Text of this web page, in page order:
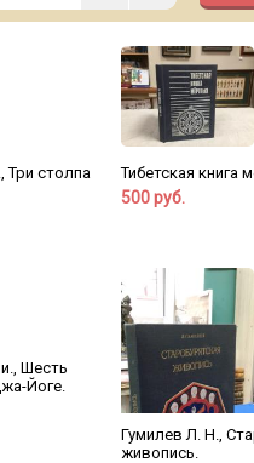
Три столпа
Тибетская книга
500 руб.
Шесть
Йоге.
Гумилев Л. Н.,
живопись.